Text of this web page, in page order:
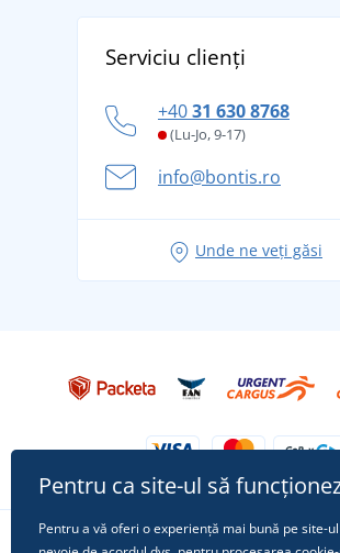
Returnarea bunurilor și reclamații
Politica de confidențialitate a datelor cu
tradiție din 1976
și în siguranță
Aventura de vară începe cu bagajul -
pentru vacanță fără griji
Tricoul preferat City în rol principal:
Serviciu clienți
+4031 630 8768
(Lu-Jo, 9-17)
info@bontis.ro
Unde ne veți găsi
Pentru ca site-ul să
Pentru a vă oferi o experiență mai bună pe site-